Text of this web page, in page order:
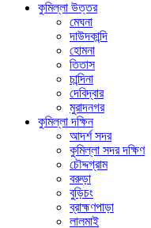
কুমিল্লা উত্তর
মেঘনা
দাউদকান্দি
হোমনা
তিতাস
চান্দিনা
দেবিদ্বার
মুরাদনগর
কুমিল্লা দক্ষিন
আদর্শ সদর
কুমিল্লা সদর দক্ষিণ
চৌদ্দগ্রাম
বরুড়া
বুড়িচং
ব্রাহ্মণপাড়া
লালমাই